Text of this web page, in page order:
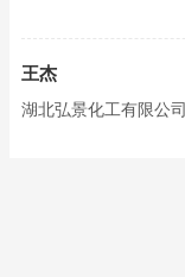
王杰
湖北弘景化工有限公司